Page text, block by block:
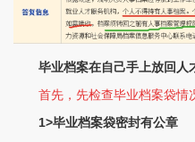
毕业档案在自己手上放回人
首先， 先检查毕业档案袋情
1>毕业档案袋密封有公章